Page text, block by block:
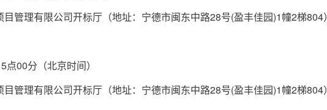
目管理有限公司开标厅（地址： 宁德市闽东中路28号(盈丰佳园)1幢2梯804）
点00分（北京时间）
目管理有限公司开标厅（地址： 宁德市闽东中路28号(盈丰佳园)1幢2梯804）